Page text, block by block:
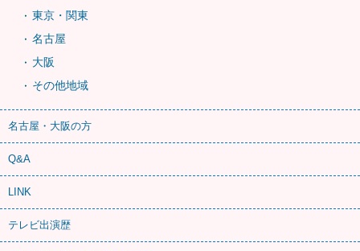
東京・関東
名古屋
大阪
その他地域
名古屋・大阪の方
Q&A
LINK
テレビ出演歴